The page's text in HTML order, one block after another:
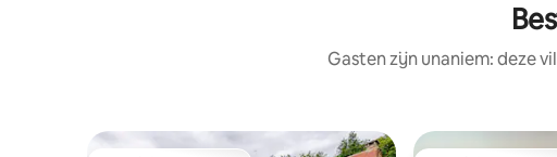
Gasten zijn unaniem: deze